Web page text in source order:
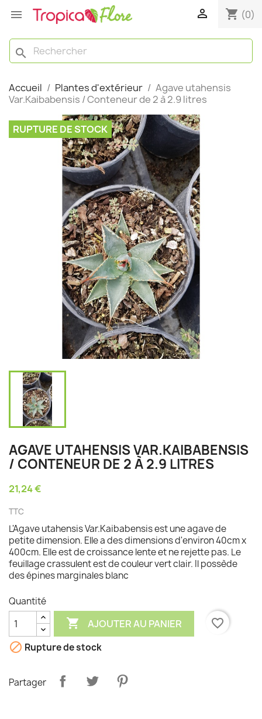
  shopping_cart (0)
search
Accueil Plantes d'extérieur
Agave utahensis
Var.Kaibabensis / Conteneur de 2 à 2.9 litres
RUPTURE DE STOCK
AGAVE UTAHENSIS VAR.KAIBABENSIS
/ CONTENEUR DE 2 À 2.9 LITRES
21,24 €
TTC
L'Agave utahensis Var.Kaibabensis est une agave de
petite dimension. Elle a des dimensions d'environ 40cm x
400cm. Elle est de croissance lente et ne rejette pas. Le
feuillage crassulent est de couleur vert clair. Il possède
des épines marginales blanc
Quantité
 AJOUTER AU PANIER
favorite_border
 Rupture de stock
Partager